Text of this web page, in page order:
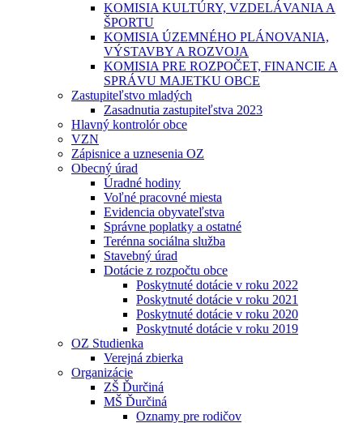
KOMISIA KULTÚRY, VZDELÁVANIA A
ŠPORTU
KOMISIA ÚZEMNÉHO PLÁNOVANIA,
VÝSTAVBY A ROZVOJA
KOMISIA PRE ROZPOČET, FINANCIE A
SPRÁVU MAJETKU OBCE
Zastupiteľstvo mladých
Zasadnutia zastupiteľstva 2023
Hlavný kontrolór obce
VZN
Zápisnice a uznesenia OZ
Obecný úrad
Úradné hodiny
Voľné pracovné miesta
Evidencia obyvateľstva
Správne poplatky a ostatné
Terénna sociálna služba
Stavebný úrad
Dotácie z rozpočtu obce
Poskytnuté dotácie v roku 2022
Poskytnuté dotácie v roku 2021
Poskytnuté dotácie v roku 2020
Poskytnuté dotácie v roku 2019
OZ Studienka
Verejná zbierka
Organizácie
ZŠ Ďurčiná
MŠ Ďurčiná
Oznamy pre rodičov